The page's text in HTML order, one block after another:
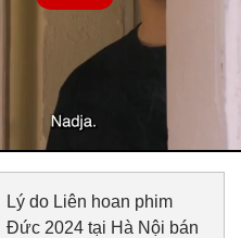
Lý do Liên hoan phim
Đức 2024 tại Hà Nội bán